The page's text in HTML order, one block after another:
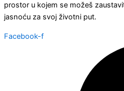
prostor u kojem se možeš
jasnoću za svoj životni put.
Facebook-f